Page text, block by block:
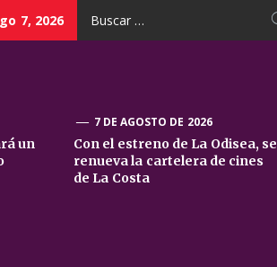
7, 2026
un
7 DE AGOSTO DE 2026
Con el estreno de La Odisea, se
renueva la cartelera de cines
de La Costa